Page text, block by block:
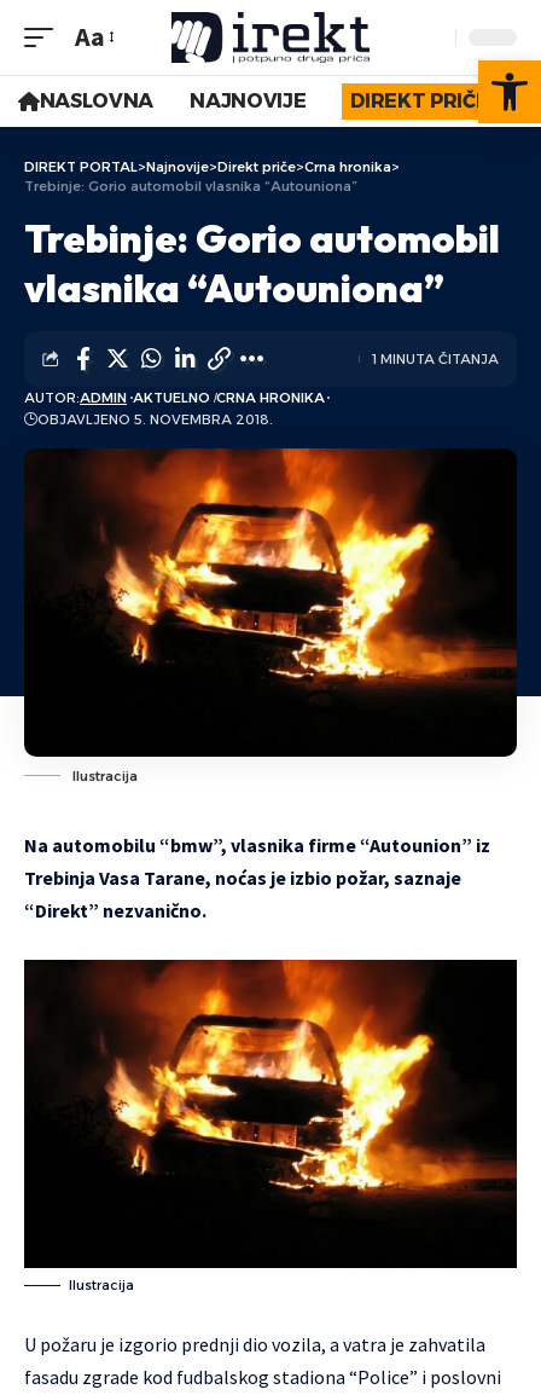
Aa
NASLOVNA NAJNOVIJE DIREKT PRIČE
DIREKT PORTAL>Najnovije>Direkt priče>Crna hronika>
Trebinje: Gorio automobil vlasnika “Autouniona”
Trebinje: Gorio automobil
vlasnika “Autouniona”
AUTOR:ADMIN AKTUELNO CRNA HRONIKA
OBJAVLJENO 5. NOVEMBRA 2018.
1 MINUTA ČITANJA
Ilustracija
Na automobilu “bmw”, vlasnika firme “Autounion” iz
Trebinja Vasa Tarane, noćas je izbio požar, saznaje
“Direkt” nezvanično.
Ilustracija
U požaru je izgorio prednji dio vozila, a vatra je zahvatila
fasadu zgrade kod fudbalskog stadiona “Police” i poslovni